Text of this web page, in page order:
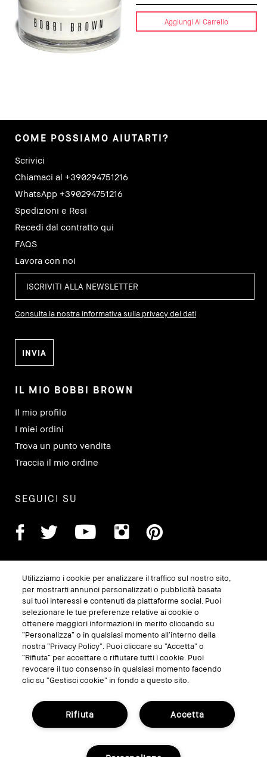
Aggiungi Al Carrello
COME POSSIAMO AIUTARTI?
Scrivici
Chiamaci al +390294751216
WhatsApp +390294751216
Spedizioni e Resi
Recedi dal contratto qui
FAQS
Lavora con noi
Consulta la nostra informativa sulla privacy dei dati
IL MIO BOBBI BROWN
Il mio profilo
I miei ordini
Trova un punto vendita
Traccia il mio ordine
SEGUICI SU
GESTISCI I COOKIE DEL SITO
TERMINI E CONDIZIONI
INFORMATIVA SULLA PRIVACY
RICICLA I TUOI PRODOTTI
Utilizziamo i cookie per analizzare il traffico sul nostro sito,
per mostrarti annunci personalizzati o pubblicità basata
sui tuoi interessi e contenuti da piattaforme social. Puoi
selezionare le tue preferenze relative ai cookie o
ottenere maggiori informazioni in merito cliccando su
“Personalizza” o in qualsiasi momento all’interno della
nostra “Privacy Policy”. Puoi cliccare su “Accetta” o
“Rifiuta” per accettare o rifiutare tutti i cookie. Puoi
revocare il tuo consenso in qualsiasi momento facendo
clic su “Gestisci cookie” in fondo a questo sito.
Accetta
Rifiuta